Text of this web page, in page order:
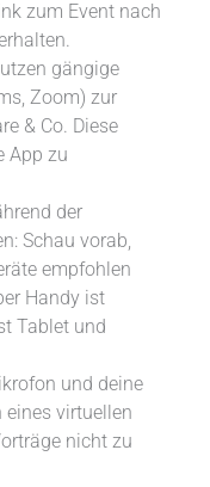
zum Event nach
gängige
Zoom) zur
& Co. Diese
App zu
der
Schau vorab,
empfohlen
Handy ist
Tablet und
und deine
eines virtuellen
nicht zu